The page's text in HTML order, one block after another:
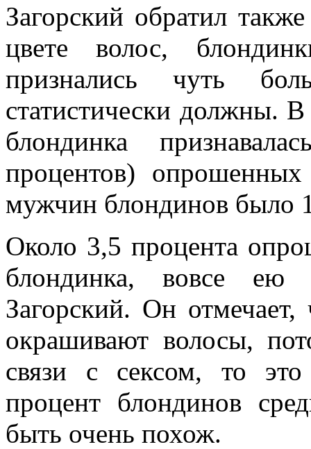
Загорский обратил
цвете волос,
признались чуть
статистически должны.
блондинка
процентов)
мужчин блондинов было
Около 3,5 процента
блондинка, вовсе ею
Загорский. Он
окрашивают волосы,
связи с сексом, то
процент блондинов
быть очень похож.